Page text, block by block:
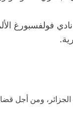
فولفسبورغ
ومن أجل